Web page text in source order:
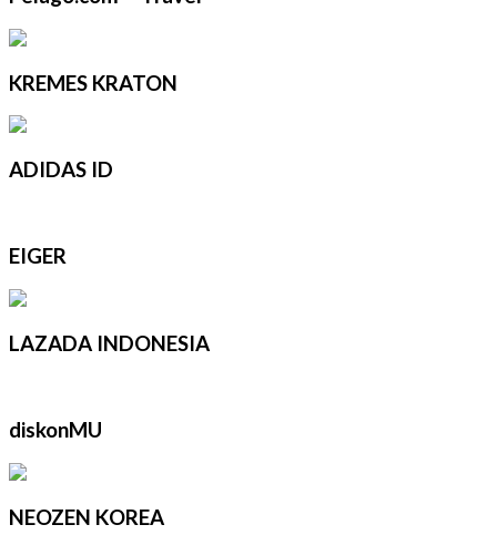
KREMES KRATON
ADIDAS ID
EIGER
LAZADA INDONESIA
diskonMU
NEOZEN KOREA